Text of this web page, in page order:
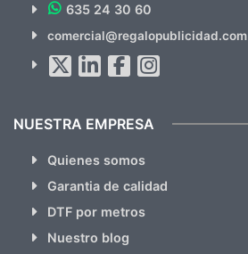
hacemos Spam)
635 24 30 60
comercial@regalopublicidad.com
NUESTRA EMPRESA
Quienes somos
Garantia de calidad
DTF por metros
Nuestro blog